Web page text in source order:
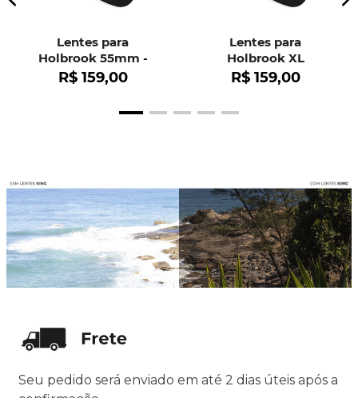
Lentes para
Holbrook 55mm -
OO9102
R$ 159,00
Lentes para
Holbrook XL
R$ 159,00
Seu pedido será enviado em até 2 dias úteis após a